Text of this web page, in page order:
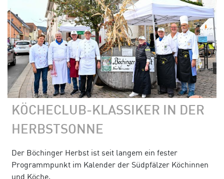
KÖCHECLUB-KLASSIKER IN DER
HERBSTSONNE
Der Böchinger Herbst ist seit langem ein fester
Programmpunkt im Kalender der Südpfälzer Köchinnen
und Köche.